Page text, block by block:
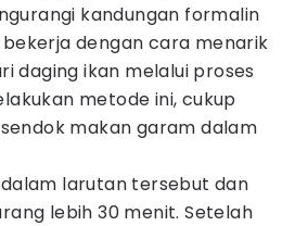
kandungan formalin
dengan cara menarik
daging ikan melalui proses
metode ini, cukup
makan garam dalam
larutan tersebut dan
lebih 30 menit. Setelah